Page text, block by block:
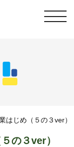
はじめ（５の３ver）
の３ver）